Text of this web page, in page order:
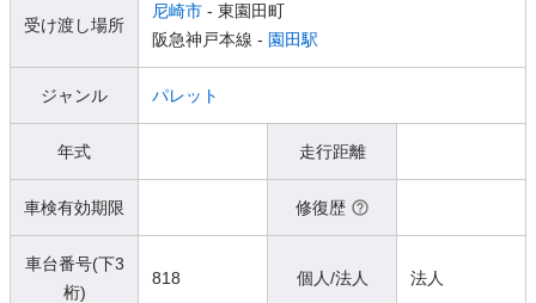
受け渡し場所
尼崎市 - 東園田町
阪急神戸本線 - 園田駅
ジャンル パレット
年式 走行距離
車検有効期限 修復歴
車台番号(下3
桁)
818 個人/法人 法人